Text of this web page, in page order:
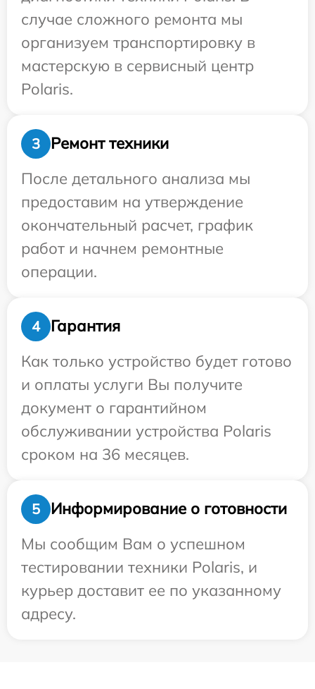
случае сложного ремонта мы
организуем транспортировку в
мастерскую в сервисный центр
Polaris.
3
Ремонт техники
После детального анализа мы
предоставим на утверждение
окончательный расчет, график
работ и начнем ремонтные
операции.
4
Гарантия
Как только устройство будет готово
и оплаты услуги Вы получите
документ о гарантийном
обслуживании устройства Polaris
сроком на 36 месяцев.
5
Информирование о готовности
Мы сообщим Вам о успешном
тестировании техники Polaris, и
курьер доставит ее по указанному
адресу.